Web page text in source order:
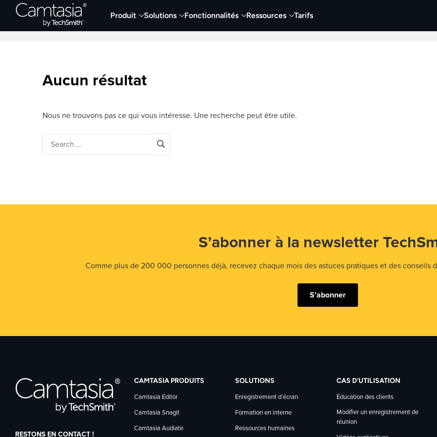
Passer
directement
Produit Solutions Fonctionnalités Ressources Tarifs
Derniers articles Capture et enregistrement vidéo Vidéo Visuels
Aucun résultat
Nous ne trouvons pas ce qui vous intéresse. Une recherche peut être utile.
S’abonner à la newsletter
Comme plus de 200 000 personnes déjà, recevez chaque mois des astuces pratiques et des conseils
S’abonner
RESTONS EN CONTACT !
CAMTASIA PRODUITS
Camtasia Editor
Camtasia Snagit
Camtasia Audiate
SOLUTIONS
Enregistrement d’écran
Formation en interne
Ressources humaines
CAS D’UTILISATION
Éducation des clients
Modifier un enregistrement de
réunion